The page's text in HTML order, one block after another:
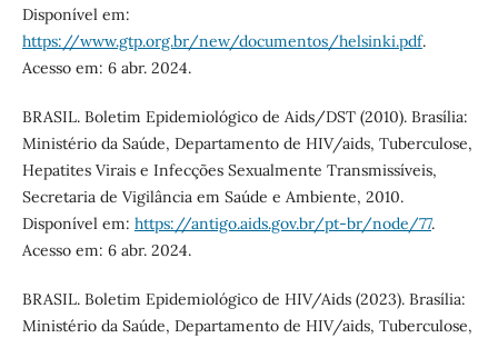
Disponível em:
https://www.gtp.org.br/new/documentos/helsinki.pdf.
Acesso em: 6 abr. 2024.
BRASIL. Boletim Epidemiológico de Aids/DST (2010). Brasília:
Ministério da Saúde, Departamento de HIV/aids, Tuberculose,
Hepatites Virais e Infecções Sexualmente Transmissíveis,
Secretaria de Vigilância em Saúde e Ambiente, 2010.
Disponível em: https://antigo.aids.gov.br/pt-br/node/77.
Acesso em: 6 abr. 2024.
BRASIL. Boletim Epidemiológico de HIV/Aids (2023). Brasília:
Ministério da Saúde, Departamento de HIV/aids, Tuberculose,